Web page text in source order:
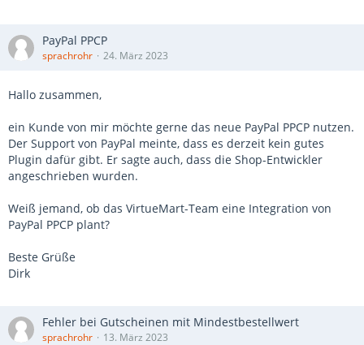
PayPal PPCP
sprachrohr 24. März 2023
Hallo zusammen,
ein Kunde von mir möchte gerne das neue PayPal PPCP nutzen.
Der Support von PayPal meinte, dass es derzeit kein gutes
Plugin dafür gibt. Er sagte auch, dass die Shop-Entwickler
angeschrieben wurden.
Weiß jemand, ob das VirtueMart-Team eine Integration von
PayPal PPCP plant?
Beste Grüße
Dirk
Fehler bei Gutscheinen mit Mindestbestellwert
sprachrohr 13. März 2023